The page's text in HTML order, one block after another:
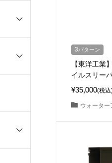
3パターン
【東洋工業
イルスリー
¥35,000(税込
ウォーター